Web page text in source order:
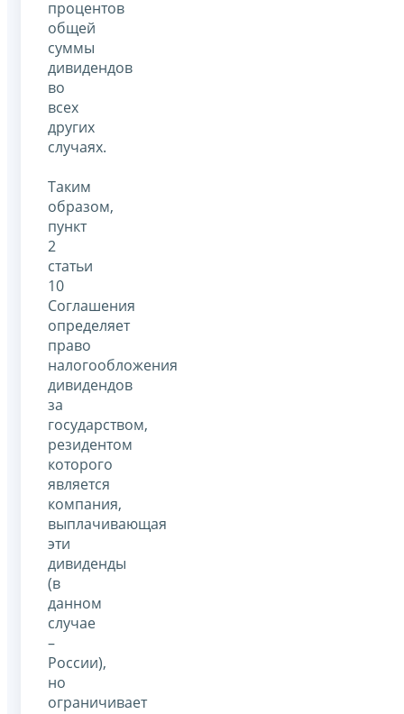
процентов
общей
суммы
дивидендов
во
всех
других
случаях.
Таким
образом,
пункт
2
статьи
10
Соглашения
определяет
право
налогообложения
дивидендов
за
государством,
резидентом
которого
является
компания,
выплачивающая
эти
дивиденды
(в
данном
случае
–
России),
но
ограничивает